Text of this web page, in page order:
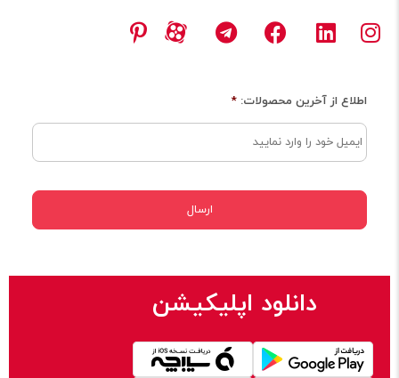
اطلاع از آخرین محصولات: *
دانلود اپلیکیشن